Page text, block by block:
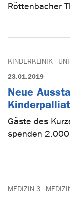
Röttenbacher
KINDERKLINIK
23.01.2019
Neue
Gäste des
spenden
MEDIZIN 3